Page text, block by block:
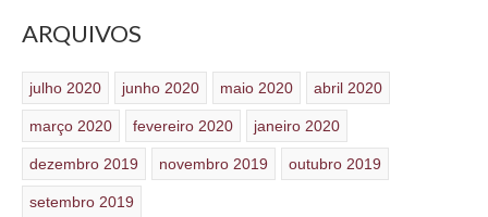
ARQUIVOS
julho 2020 junho 2020 maio 2020 abril 2020
março 2020 fevereiro 2020 janeiro 2020
dezembro 2019 novembro 2019 outubro 2019
setembro 2019